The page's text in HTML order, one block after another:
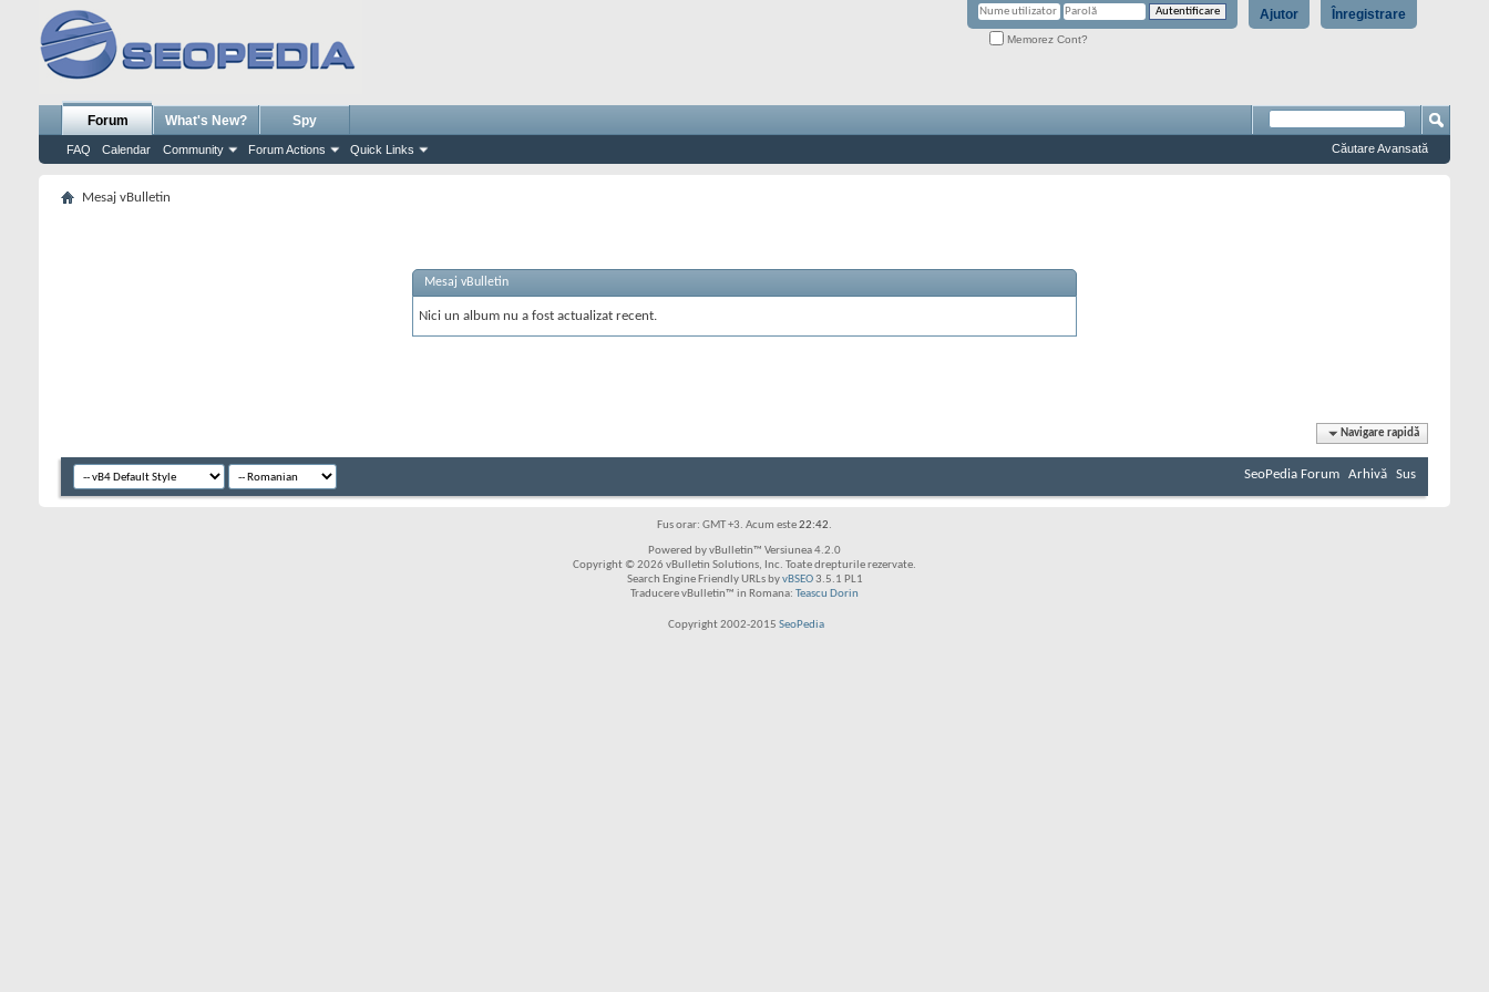
Înregistrare
Ajutor
Memorez Cont?
Forum
FAQ Calendar Community Forum Actions Quick Links
What's New? Spy
Căutare Avansată
Mesaj vBulletin
Mesaj vBulletin
Nici un album nu a fost actualizat recent.
Navigare rapidă
SeoPedia Forum Arhivă Sus
Fus orar: GMT +3. Acum este22:42.
Powered by vBulletin™ Versiunea 4.2.0
Copyright © 2026 vBulletin Solutions, Inc. Toate drepturile rezervate.
Search Engine Friendly URLs byvBSEO3.5.1 PL1
Traducere vBulletin™ in Romana: Teascu Dorin
Copyright 2002-2015 SeoPedia